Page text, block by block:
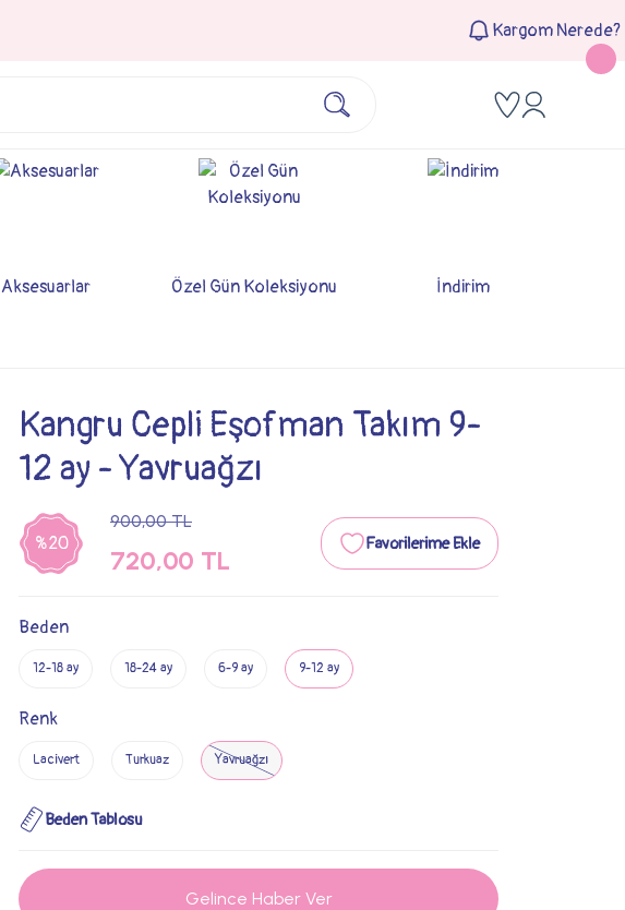
Kargom Nerede?
Aksesuarlar Özel Gün Koleksiyonu İndirim
Kangru Cepli Eşofman Takım 9-
12 ay - Yavruağzı
%20
900,00 TL
720,00 TL
Beden
12-18 ay 18-24 ay 6-9 ay 9-12 ay
Renk
Lacivert Turkuaz Yavruağzı
Beden Tablosu
Gelince Haber Ver